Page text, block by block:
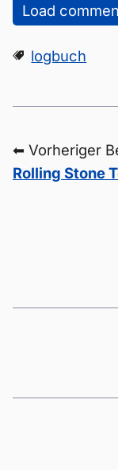
Load
logbuch
⬅ Vorheriger
Rolling Stone